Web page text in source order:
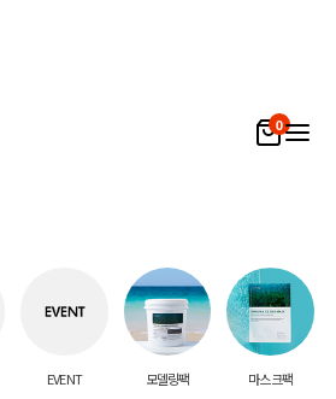
0
EVENT 모델링팩 마스크팩